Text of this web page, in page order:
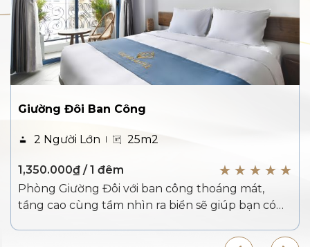
Giường Đôi Ban Công
2 Người Lớn 25m2
1,350.000₫ / 1 đêm ☆ ☆ ☆ ☆ ☆
Phòng Giường Đôi với ban công thoáng mát,
tầng cao cùng tầm nhìn ra biển sẽ giúp bạn có
nghi đầy đủ cùng phòng ốc phong cách trẻ